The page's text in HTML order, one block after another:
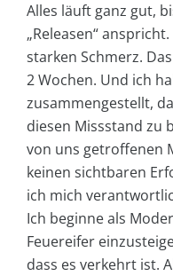
Alles läuft ganz gut,
„Releasen“
starken Schmerz.
2 Wochen. Und ich
zusammengestellt,
diesen Missstand zu
von uns getroffenen
keinen sichtbaren
ich mich
Ich beginne als
Feuereifer
dass es verkehrt ist.